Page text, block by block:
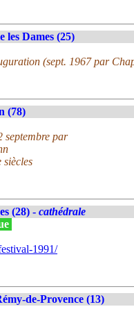
les Dames (25)
(sept. 1967 par
(78)
septembre par
siècles
(28) - cathédrale
1991/
de-Provence (13)